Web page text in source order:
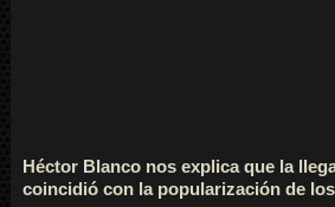
Héctor Blanco nos explica que la
coincidió con la popularización de